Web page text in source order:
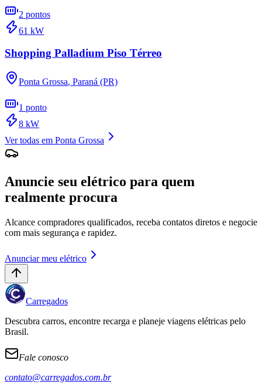
2 pontos
61 kW
Shopping Palladium Piso Térreo
Ponta Grossa, Paraná (PR)
1 ponto
8 kW
Ver todas em Ponta Grossa
Anuncie seu elétrico para quem
realmente procura
Alcance compradores qualificados, receba contatos diretos e negocie
com mais segurança e rapidez.
Anunciar meu elétrico
Carregados
Descubra carros, encontre recarga e planeje viagens elétricas pelo
Brasil.
Fale conosco
contato@carregados.com.br